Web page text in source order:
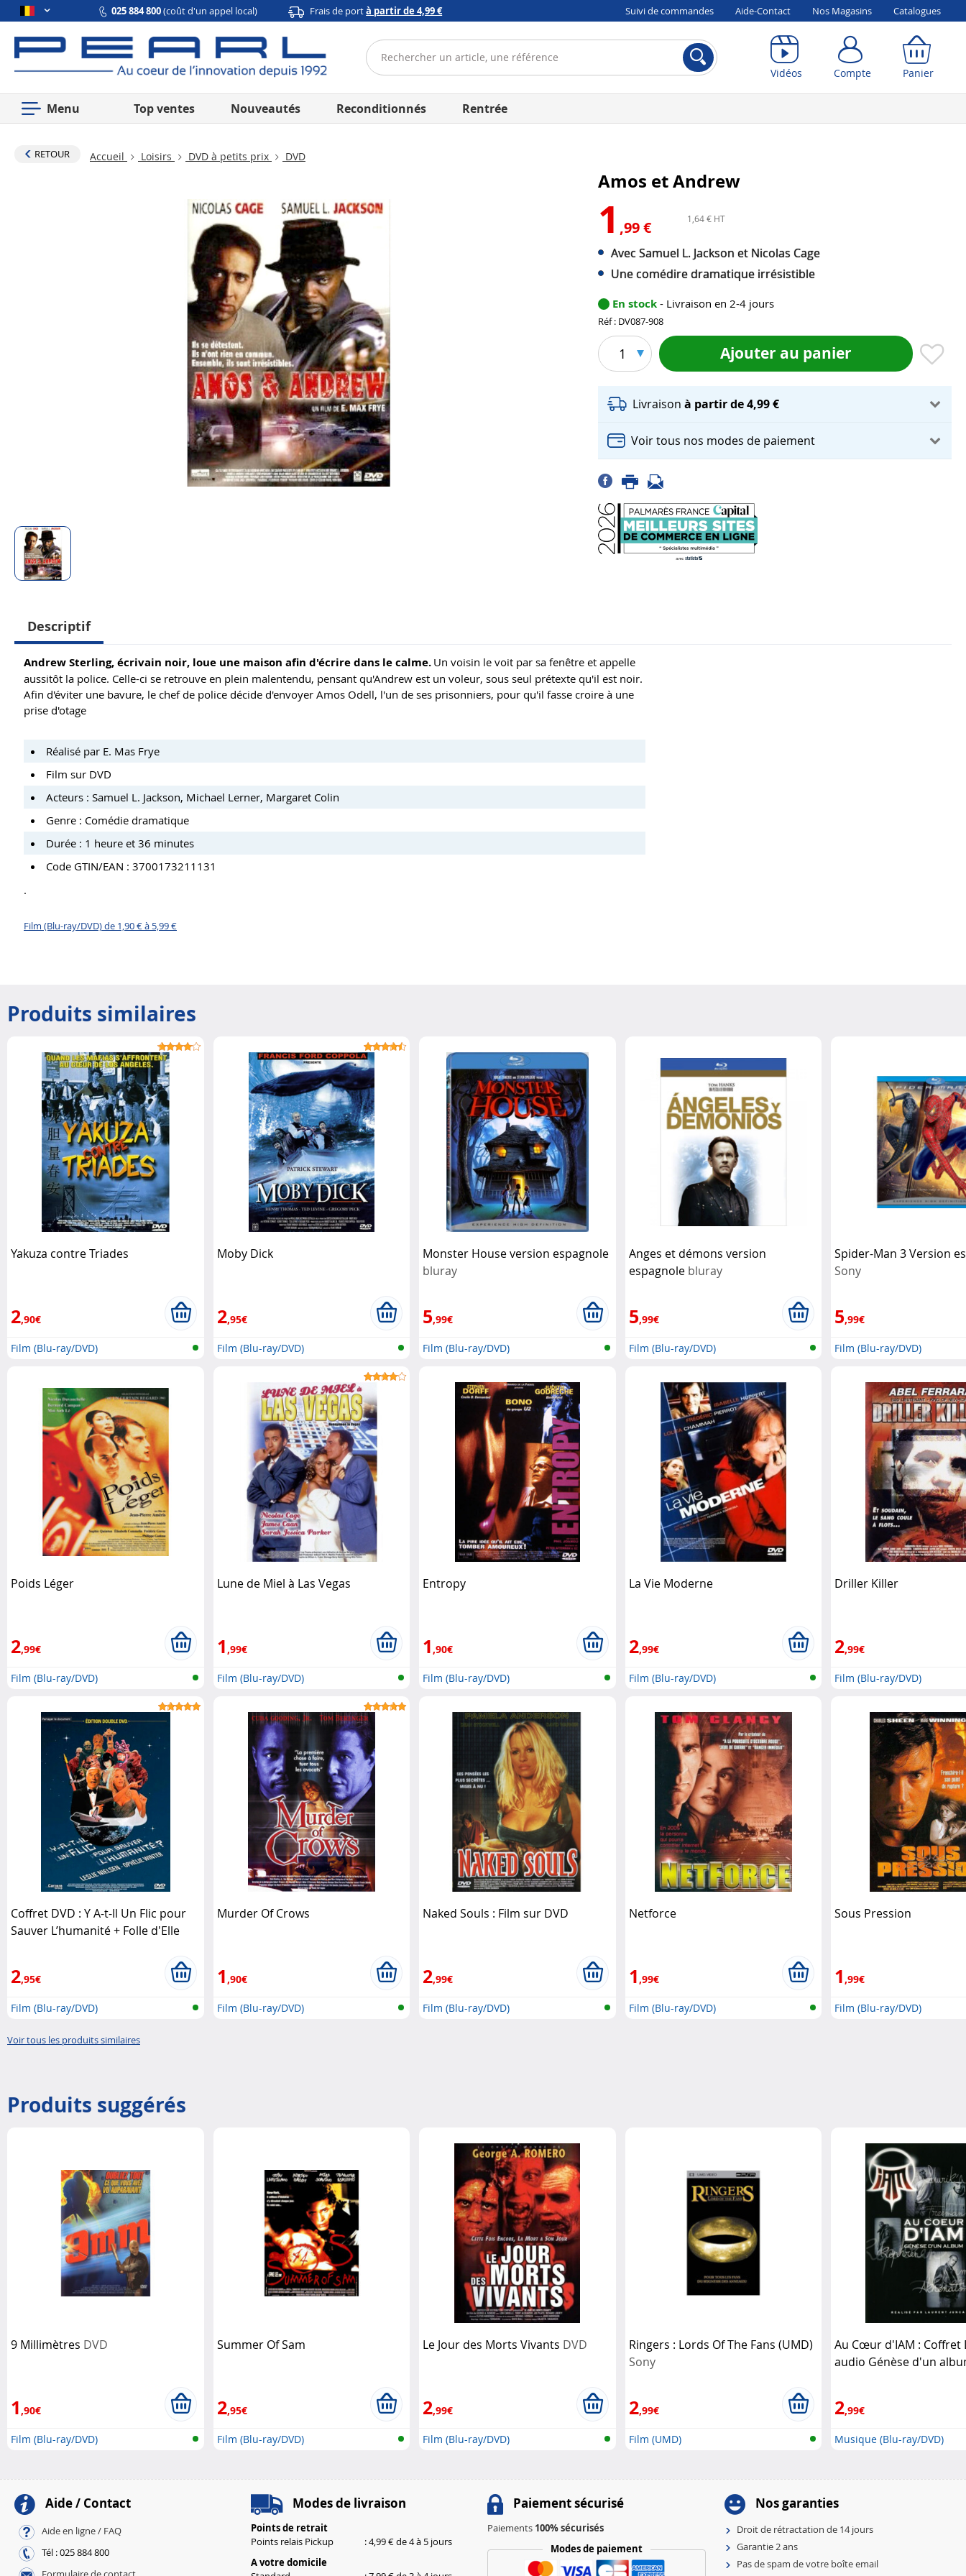
025 884 800(coût d'un appel local) Frais de portà partir de 4,99 € Suivi de commandes Aide-Contact Nos Magasins Catalogues
Vidéos Compte Panier
Menu Top ventes Nouveautés Reconditionnés Rentrée
RETOUR Accueil Loisirs DVD à petits prix DVD
Amos et Andrew
1 ,99 € 1,64 € HT
Avec Samuel L. Jackson et Nicolas Cage
Une comédire dramatique irrésistible
En stock - Livraison en 2-4 jours
Réf : DV087-908
1 Ajouter au panier
Livraisonà partir de 4,99 €
Voir tous nos modes de paiement
Descriptif
Andrew Sterling, écrivain noir, loue une maison afin d'écrire dans le calme. Un voisin le voit par sa fenêtre et appelle
aussitôt la police. Celle-ci se retrouve en plein malentendu, pensant qu'Andrew est un voleur, sous seul prétexte qu'il est noir.
Afin d'éviter une bavure, le chef de police décide d'envoyer Amos Odell, l'un de ses prisonniers, pour qu'il fasse croire à une
prise d'otage
Réalisé par E. Mas Frye
Film sur DVD
Acteurs : Samuel L. Jackson, Michael Lerner, Margaret Colin
Genre : Comédie dramatique
Durée : 1 heure et 36 minutes
Code GTIN/EAN : 3700173211131
.
Film (Blu-ray/DVD) de 1,90 € à 5,99 €
Produits similaires
Yakuza contre Triades
2,90€
Film (Blu-ray/DVD)
Moby Dick
2,95€
Film (Blu-ray/DVD)
Monster House version espagnole
bluray
5,99€
Film (Blu-ray/DVD)
Anges et démons version
espagnole bluray
5,99€
Film (Blu-ray/DVD)
Spider-Man 3 Version
Sony
5,99€
Film (Blu-ray/DVD)
Poids Léger
2,99€
Film (Blu-ray/DVD)
Lune de Miel à Las Vegas
1,99€
Film (Blu-ray/DVD)
Entropy
1,90€
Film (Blu-ray/DVD)
La Vie Moderne
2,99€
Film (Blu-ray/DVD)
Driller Killer
2,99€
Film (Blu-ray/DVD)
Coffret DVD : Y A-t-Il Un Flic pour
Sauver L’humanité + Folle d'Elle
2,95€
Film (Blu-ray/DVD)
Murder Of Crows
1,90€
Film (Blu-ray/DVD)
Naked Souls : Film sur DVD
2,99€
Film (Blu-ray/DVD)
Netforce
1,99€
Film (Blu-ray/DVD)
Sous Pression
1,99€
Film (Blu-ray/DVD)
Voir tous les produits similaires
Produits suggérés
9 Millimètres DVD
1,90€
Film (Blu-ray/DVD)
Summer Of Sam
2,95€
Film (Blu-ray/DVD)
Le Jour des Morts Vivants DVD
2,99€
Film (Blu-ray/DVD)
Ringers : Lords Of The Fans (UMD)
Sony
2,99€
Film (UMD)
Au Cœur d'IAM : Coffret
audio Génèse d'un
2,99€
Musique (Blu-ray/DVD)
Aide / Contact
Aide en ligne / FAQ
Tél : 025 884 800
Modes de livraison
Points de retrait
Points relais Pickup
: 4,99 € de 4 à 5 jours
A votre domicile
Paiement sécurisé
Paiements 100% sécurisés
Modes de paiement
Nos garanties
Droit de rétractation de 14 jours
Garantie 2 ans
Pas de spam de votre boîte email
Compte Panier